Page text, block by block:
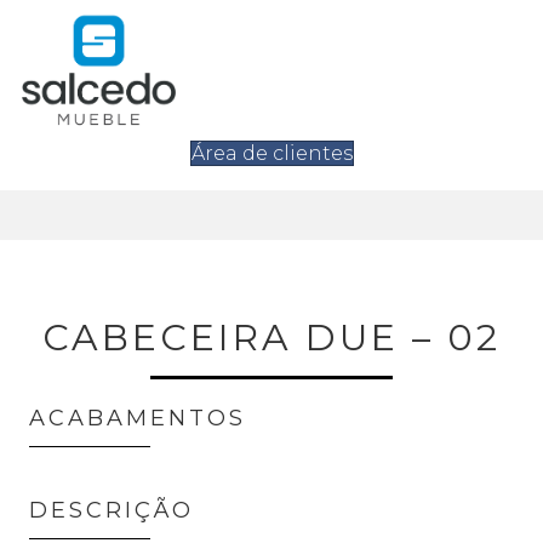
Área de clientes
CABECEIRA DUE – 02
ACABAMENTOS
DESCRIÇÃO